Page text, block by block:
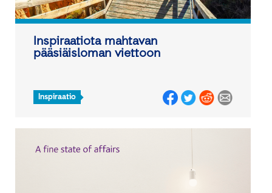
Inspiraatiota mahtavan
pääsiäisloman viettoon
Inspiraatio